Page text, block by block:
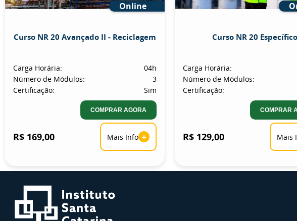
Online
Curso NR 20 Avançado II - Reciclagem
Carga Horária:
04h
Número de Módulos:
3
Certificação:
Sim
COMPRAR AGORA
R$ 169,00 Mais Info +
Curso NR 20 Específico
Carga Horária:
Número de Módulos:
Certificação:
COMPRAR
R$ 129,00 Mais